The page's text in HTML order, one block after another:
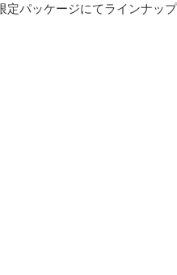
パッケージにてラインナップ